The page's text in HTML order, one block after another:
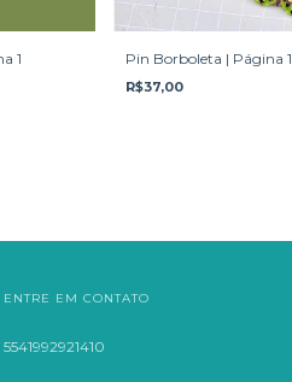
1 Pin Borboleta | Página 1
R$37,00
ENTRE EM CONTATO
5541992921410